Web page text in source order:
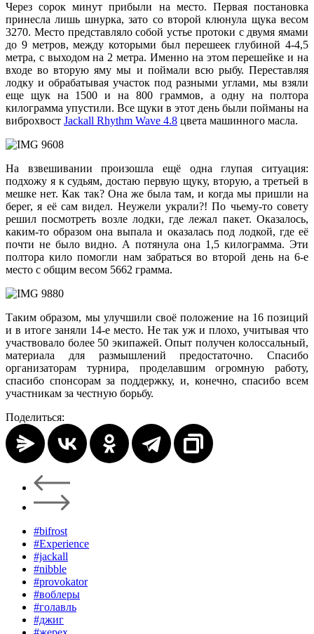
Через сорок минут прибыли на место. Первая постановка
принесла лишь шнурка, зато со второй клюнула щука весом
3270. Место представляло собой устье протоки с двумя ямами
до 9 метров, между которыми был перешеек глубиной 4-4,5
метра, с выходом на 2 метра. Именно на этом перешейке и на
входе во вторую яму мы и поймали всю рыбу. Переставляя
лодку и обрабатывая участок под разными углами, мы взяли
еще щук на 1500 и на 800 граммов, а одну на полтора
килограмма упустили. Все щуки в этот день были пойманы на
виброхвост Jackall Rhythm Wave 4.8 цвета машинного масла.
На взвешивании произошла ещё одна глупая ситуация:
подхожу я к судьям, достаю первую щуку, вторую, а третьей в
мешке нет. Как так? Она же была там, и когда мы пришли на
берег, я её сам видел. Неужели украли?! По чьему-то совету
решил посмотреть возле лодки, где лежал пакет. Оказалось,
каким-то образом она выпала и оказалась под лодкой, где её
почти не было видно. А потянула она 1,5 килограмма. Эти
полтора кило помогли нам забраться во второй день на 6-е
место с общим весом 5662 грамма.
Таким образом, мы улучшили своё положение на 16 позиций
и в итоге заняли 14-е место. Не так уж и плохо, учитывая что
участвовало более 50 экипажей. Опыт получен колоссальный,
материала для размышлений предостаточно. Спасибо
организаторам турнира, проделавшим огромную работу,
спасибо спонсорам за поддержку, и, конечно, спасибо всем
участникам за честную борьбу.
Поделиться:
#bifrost
#Experience
#jackall
#nibble
#provokator
#воблеры
#голавль
#джиг